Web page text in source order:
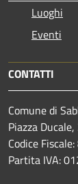
Luoghi
Eventi
CONTATTI
Comune di
Piazza
Codice
Partita IVA: